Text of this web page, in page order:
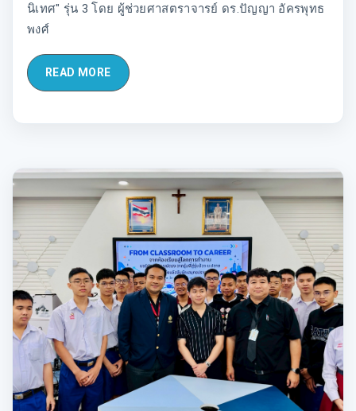
นิเทศ" รุ่น 3 โดย ผู้ช่วยศาสตราจารย์ ดร.ปัญญา อัครพุทธ
พงศ์
READ MORE